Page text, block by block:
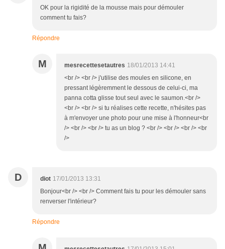
OK pour la rigidité de la mousse mais pour démouler
comment tu fais?
Répondre
M mesrecettesetautres 18/01/2013 14:41
<br /> <br /> j'utilise des moules en silicone, en
pressant légèremment le dessous de celui-ci, ma
panna cotta glisse tout seul avec le saumon.<br />
<br /> <br /> si tu réalises cette recette, n'hésites pas
à m'envoyer une photo pour une mise à l'honneur<br
/> <br /> <br /> tu as un blog ? <br /> <br /> <br /> <br
/>
D diot 17/01/2013 13:31
Bonjour<br /> <br /> Comment fais tu pour les démouler sans
renverser l'intérieur?
Répondre